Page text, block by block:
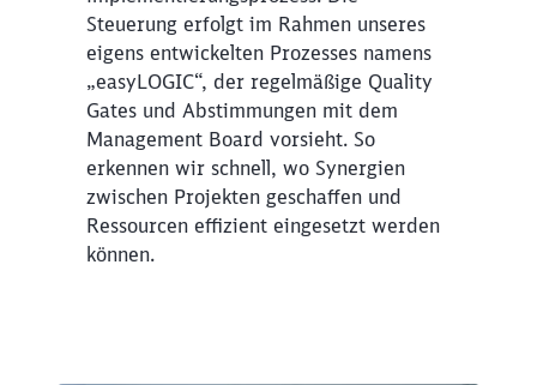
Steuerung erfolgt im Rahmen unseres
eigens entwickelten Prozesses namens
„easyLOGIC“, der regelmäßige Quality
Gates und Abstimmungen mit dem
Management Board vorsieht. So
erkennen wir schnell, wo Synergien
zwischen Projekten geschaffen und
Ressourcen effizient eingesetzt werden
können.